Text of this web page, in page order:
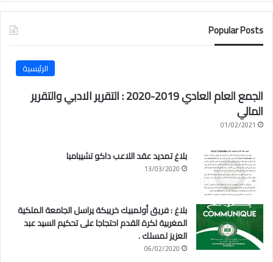
Popular Posts
الرئيسية
الجمع العام العادي 2019-2020 : التقرير الادبي والتقرير
المالي
01/02/2021
بلاغ تمديد عقد اللاعب داكو تشيبامبا
13/03/2020
بلاغ : فريق أولمبيك خريبكة يراسل الجامعة الملكية
المغربية لكرة القدم احتجاجا على تحكيم السيد عبد
العزيز لمسلك .
06/02/2020